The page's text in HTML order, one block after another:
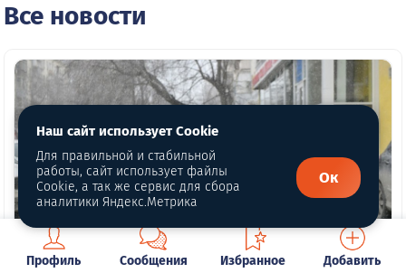
Все новости
Профиль Сообщения Избранное Добавить
Наш сайт использует Cookie
Для правильной и стабильной
работы, сайт использует файлы
Cookie, а так же сервис для сбора
аналитики Яндекс.Метрика
Ок